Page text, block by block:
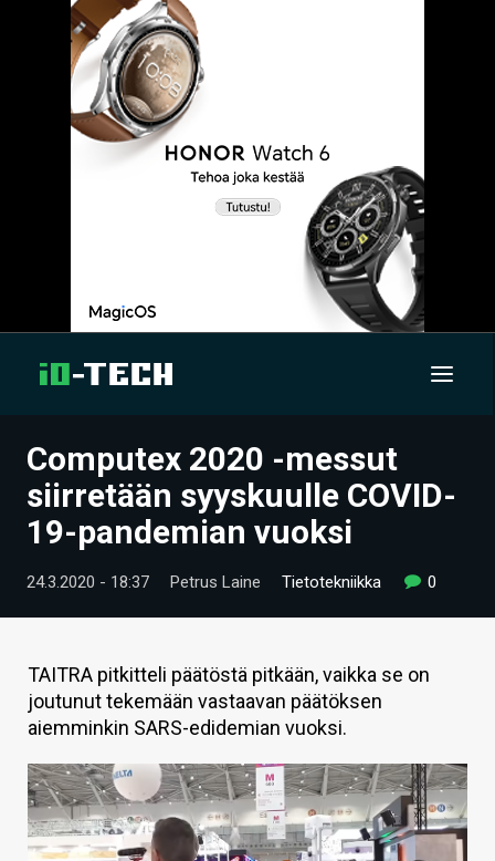
UUTISET
ARTIKKELIT
VIDEOT
TECHBBS
TIETOA
HINTA.FI
VAIHDA TEEMA
Computex 2020 -messut
siirretään syyskuulle COVID-
19-pandemian vuoksi
24.3.2020 - 18:37 Petrus Laine Tietotekniikka 0
TAITRA pitkitteli päätöstä pitkään, vaikka se on
joutunut tekemään vastaavan päätöksen
aiemminkin SARS-edidemian vuoksi.